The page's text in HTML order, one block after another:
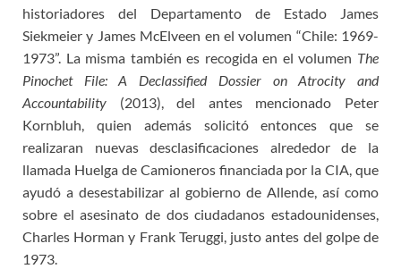
historiadores del Departamento de Estado James
Siekmeier y James McElveen en el volumen “Chile: 1969-
1973”. La misma también es recogida en el volumen The
Pinochet File: A Declassified Dossier on Atrocity and
Accountability (2013), del antes mencionado Peter
Kornbluh, quien además solicitó entonces que se
realizaran nuevas desclasificaciones alrededor de la
llamada Huelga de Camioneros financiada por la CIA, que
ayudó a desestabilizar al gobierno de Allende, así como
sobre el asesinato de dos ciudadanos estadounidenses,
Charles Horman y Frank Teruggi, justo antes del golpe de
1973.